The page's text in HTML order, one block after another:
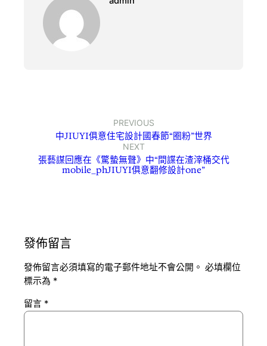
PREVIOUS
中JIUYI俱意住宅設計國春節“圈粉”世界
NEXT
張藝謀回應在《驚蟄無聲》中“間諜在渣滓桶交代
mobile_phJIUYI俱意翻修設計one”
發佈留言
發佈留言必須填寫的電子郵件地址不會公開。 必填欄位
標示為 *
留言 *